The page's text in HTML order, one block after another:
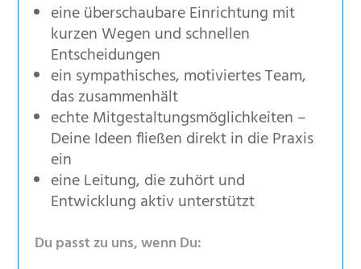
eine überschaubare Einrichtung mit
kurzen Wegen und schnellen
Entscheidungen
ein sympathisches, motiviertes Team,
das zusammenhält
echte Mitgestaltungsmöglichkeiten –
Deine Ideen fließen direkt in die Praxis
ein
eine Leitung, die zuhört und
Entwicklung aktiv unterstützt
Du passt zu uns, wenn Du: